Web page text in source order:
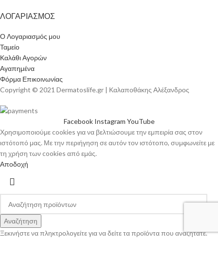
ΛΟΓΑΡΙΑΣΜΟΣ
Ο Λογαριασμός μου
Ταμείο
Καλάθι Αγορών
Αγαπημένα
Φόρμα Επικοινωνίας
Copyright © 2021 Dermatoslife.gr | Καλαποθάκης Αλέξανδρος
Facebook Instagram YouTube
Χρησιμοποιούμε cookies για να βελτιώσουμε την εμπειρία σας στον
ιστότοπό μας. Με την περιήγηση σε αυτόν τον ιστότοπο, συμφωνείτε με
τη χρήση των cookies από εμάς.
Αποδοχή
Αναζήτηση
Ξεκινήστε να πληκτρολογείτε για να δείτε τα προϊόντα που αναζητάτε.